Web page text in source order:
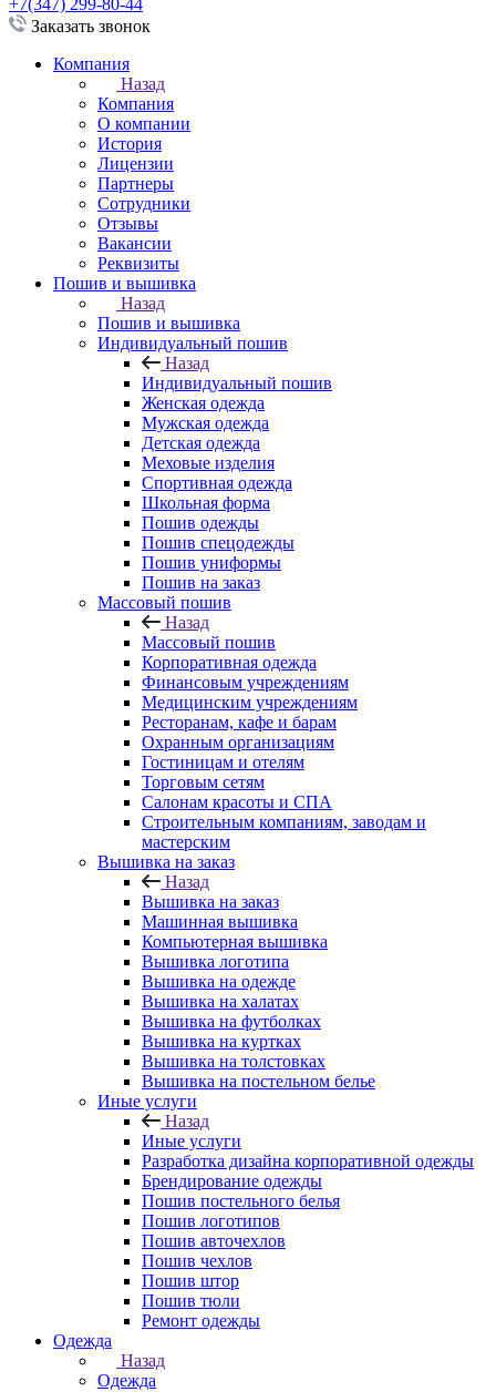
+7(347) 299-80-44
Заказать звонок
Компания
Назад
Компания
О компании
История
Лицензии
Партнеры
Сотрудники
Отзывы
Вакансии
Реквизиты
Пошив и вышивка
Назад
Пошив и вышивка
Индивидуальный пошив
Назад
Индивидуальный пошив
Женская одежда
Мужская одежда
Детская одежда
Меховые изделия
Спортивная одежда
Школьная форма
Пошив одежды
Пошив спецодежды
Пошив униформы
Пошив на заказ
Массовый пошив
Назад
Массовый пошив
Корпоративная одежда
Финансовым учреждениям
Медицинским учреждениям
Ресторанам, кафе и барам
Охранным организациям
Гостиницам и отелям
Торговым сетям
Салонам красоты и СПА
Строительным компаниям, заводам и
мастерским
Вышивка на заказ
Назад
Вышивка на заказ
Машинная вышивка
Компьютерная вышивка
Вышивка логотипа
Вышивка на одежде
Вышивка на халатах
Вышивка на футболках
Вышивка на куртках
Вышивка на толстовках
Вышивка на постельном белье
Иные услуги
Назад
Иные услуги
Разработка дизайна корпоративной одежды
Брендирование одежды
Пошив постельного белья
Пошив логотипов
Пошив авточехлов
Пошив чехлов
Пошив штор
Пошив тюли
Ремонт одежды
Одежда
Назад
Одежда